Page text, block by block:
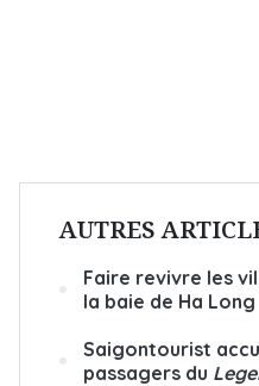
AUTRES
Faire revivre les
la baie de Ha Long
Saigontourist
passagers du